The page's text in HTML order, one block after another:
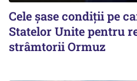
Cele șase condiții pe
Statelor Unite pentru
strâmtorii Ormuz